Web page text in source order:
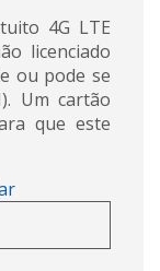
4G LTE
licenciado
ou pode se
Um cartão
que este